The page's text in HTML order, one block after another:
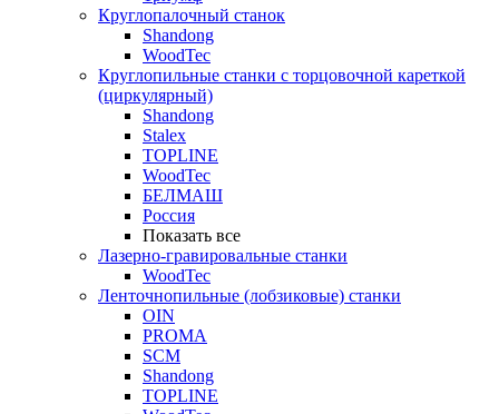
Круглопалочный станок
Shandong
WoodTec
Круглопильные станки с торцовочной кареткой
(циркулярный)
Shandong
Stalex
TOPLINE
WoodTec
БЕЛМАШ
Россия
Показать все
Лазерно-гравировальные станки
WoodTec
Ленточнопильные (лобзиковые) станки
OIN
PROMA
SCM
Shandong
TOPLINE